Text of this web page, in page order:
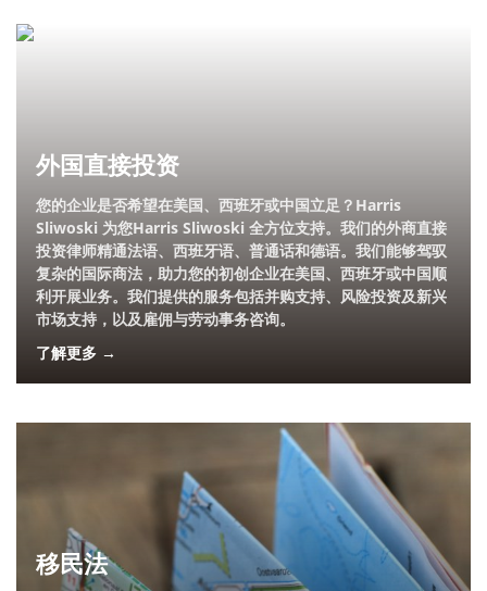
外国直接投资
您的企业是否希望在美国、西班牙或中国立足？Harris
Sliwoski 为您Harris Sliwoski 全方位支持。我们的外商直接
投资律师精通法语、西班牙语、普通话和德语。我们能够驾驭
复杂的国际商法，助力您的初创企业在美国、西班牙或中国顺
利开展业务。我们提供的服务包括并购支持、风险投资及新兴
市场支持，以及雇佣与劳动事务咨询。
了解更多 →
移民法